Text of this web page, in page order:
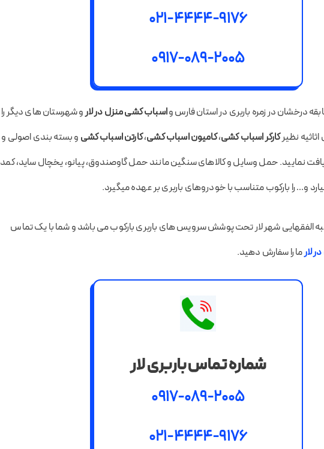
021-4444-9176
0917-089-2005
درخشان در زمره باربری در استان فارس واسباب کشی منزل در لار و شهرستان های دیگر را
نظیرکارگر اسباب کشی،کامیون اسباب کشی،کارتن اسباب کشی و بسته‌ بندی اصولی و
نمایید. حمل وسایل و کالاهای سنگین مانند حمل گاوصندوق،‌ پیانو، یخچال ساید، کمد
و… را بارکوب متناسب با خودروهای باربری بر عهده میگیرد.
نخبه الفقهایی شهر لار تحت پوشش سرویس های باربری بارکوب می باشد و شما با یک تماس
لارما را سفارش دهید.
شماره تماس باربری لار
0917-089-2005
021-4444-9176